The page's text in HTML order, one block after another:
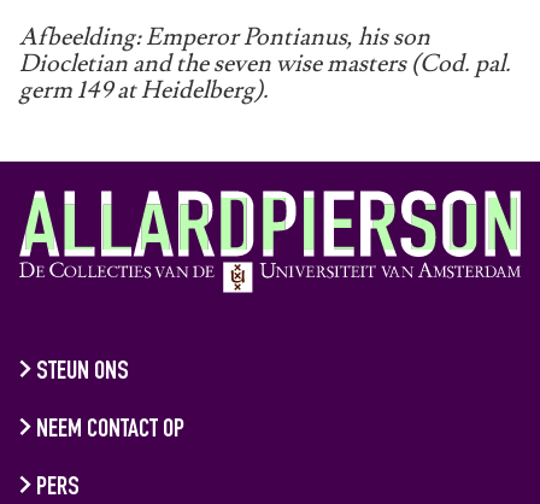
Afbeelding: Emperor Pontianus, his son
Diocletian and the seven wise masters (Cod. pal.
germ 149 at Heidelberg).
STEUN ONS
NEEM CONTACT OP
PERS